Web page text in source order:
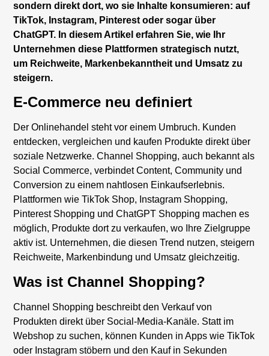
sondern direkt dort, wo sie Inhalte konsumieren: auf
TikTok, Instagram, Pinterest oder sogar über
ChatGPT. In diesem Artikel erfahren Sie, wie Ihr
Unternehmen diese Plattformen strategisch nutzt,
um Reichweite, Markenbekanntheit und Umsatz zu
steigern.
E-Commerce neu definiert
Der Onlinehandel steht vor einem Umbruch. Kunden
entdecken, vergleichen und kaufen Produkte direkt über
soziale Netzwerke. Channel Shopping, auch bekannt als
Social Commerce, verbindet Content, Community und
Conversion zu einem nahtlosen Einkaufserlebnis.
Plattformen wie TikTok Shop, Instagram Shopping,
Pinterest Shopping und ChatGPT Shopping machen es
möglich, Produkte dort zu verkaufen, wo Ihre Zielgruppe
aktiv ist. Unternehmen, die diesen Trend nutzen, steigern
Reichweite, Markenbindung und Umsatz gleichzeitig.
Was ist Channel Shopping?
Channel Shopping beschreibt den Verkauf von
Produkten direkt über Social-Media-Kanäle. Statt im
Webshop zu suchen, können Kunden in Apps wie TikTok
oder Instagram stöbern und den Kauf in Sekunden